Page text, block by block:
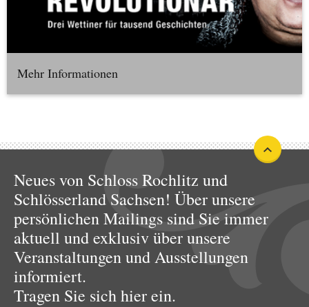
Mehr Informationen
Neues von Schloss Rochlitz und
Schlösserland Sachsen! Über unsere
persönlichen Mailings sind Sie immer
aktuell und exklusiv über unsere
Veranstaltungen und Ausstellungen
informiert.
Tragen Sie sich hier ein.